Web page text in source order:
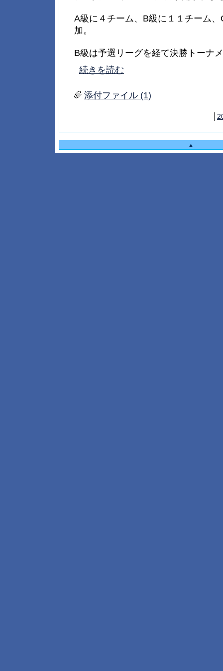
A級に４チーム、B級に１１チーム
加。
B級は予選リーグを経て決勝トーナ
続きを読む
添付ファイル (1)
▲